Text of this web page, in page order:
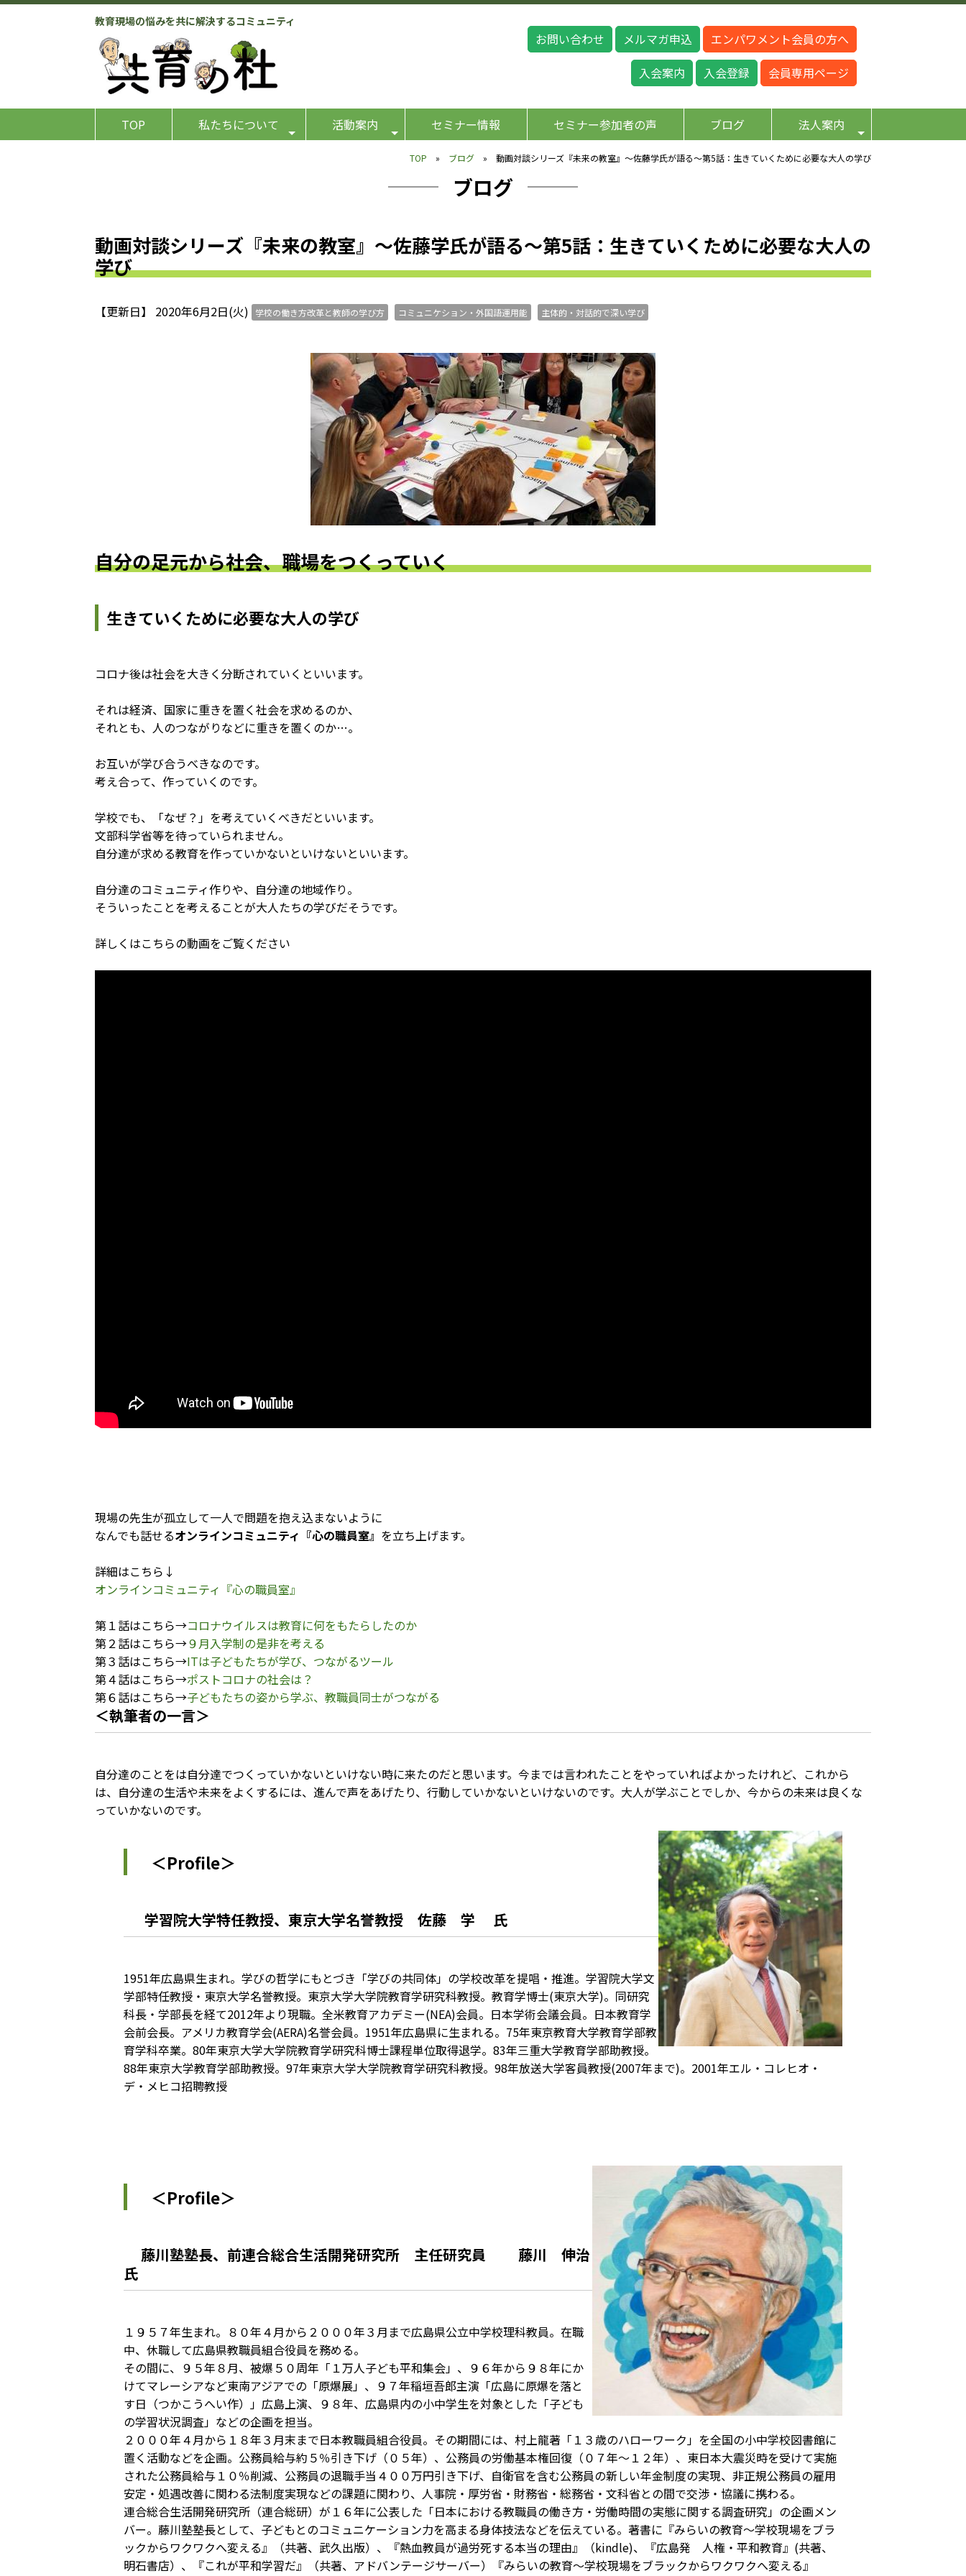
教育現場の悩みを共に解決するコミュニティ
お問い合わせ メルマガ申込
エンパワメント会員の方へ
入会案内
入会登録 会員専用ページ
TOP 私たちについて 活動案内 セミナー情報 セミナー参加者の声 ブログ 法人案内
TOP » ブログ » 動画対談シリーズ『未来の教室』～佐藤学氏が語る～第5話：生きていくために必要な大人の学び
ブログ
動画対談シリーズ『未来の教室』～佐藤学氏が語る～第5話：生きていくために必要な大人の
学び
【更新日】 2020年6月2日(火) 学校の働き方改革と教師の学び方 コミュニケション・外国語運用能 主体的・対話的で深い学び
自分の足元から社会、職場をつくっていく
生きていくために必要な大人の学び
コロナ後は社会を大きく分断されていくといいます。
それは経済、国家に重きを置く社会を求めるのか、
それとも、人のつながりなどに重きを置くのか…。
お互いが学び合うべきなのです。
考え合って、作っていくのです。
学校でも、「なぜ？」を考えていくべきだといいます。
文部科学省等を待っていられません。
自分達が求める教育を作っていかないといけないといいます。
自分達のコミュニティ作りや、自分達の地域作り。
そういったことを考えることが大人たちの学びだそうです。
詳しくはこちらの動画をご覧ください
現場の先生が孤立して一人で問題を抱え込まないように
なんでも話せるオンラインコミュニティ『心の職員室』 を立ち上げます。
詳細はこちら↓
オンラインコミュニティ『心の職員室』
第１話はこちら→コロナウイルスは教育に何をもたらしたのか
第２話はこちら→９月入学制の是非を考える
第３話はこちら→ITは子どもたちが学び、つながるツール
第４話はこちら→ポストコロナの社会は？
第６話はこちら→子どもたちの姿から学ぶ、教職員同士がつながる
＜執筆者の一言＞
自分達のことをは自分達でつくっていかないといけない時に来たのだと思います。今までは言われたことをやっていればよかったけれど、これから
は、自分達の生活や未来をよくするには、進んで声をあげたり、行動していかないといけないのです。大人が学ぶことでしか、今からの未来は良くな
っていかないのです。
＜Profile＞
学習院大学特任教授、東京大学名誉教授 佐藤 学 氏
1951年広島県生まれ。学びの哲学にもとづき「学びの共同体」の学校改革を提唱・推進。学習院大学文
学部特任教授・東京大学名誉教授。東京大学大学院教育学研究科教授。教育学博士(東京大学)。同研究
科長・学部長を経て2012年より現職。全米教育アカデミー(NEA)会員。日本学術会議会員。日本教育学
会前会長。アメリカ教育学会(AERA)名誉会員。1951年広島県に生まれる。75年東京教育大学教育学部教
育学科卒業。80年東京大学大学院教育学研究科博士課程単位取得退学。83年三重大学教育学部助教授。
88年東京大学教育学部助教授。97年東京大学大学院教育学研究科教授。98年放送大学客員教授(2007年まで)。2001年エル・コレヒオ・
デ・メヒコ招聘教授
＜Profile＞
藤川塾塾長、前連合総合生活開発研究所 主任研究員 藤川 伸治
氏
１９５７年生まれ。８０年４月から２０００年３月まで広島県公立中学校理科教員。在職
中、休職して広島県教職員組合役員を務める。
その間に、９５年８月、被爆５０周年「１万人子ども平和集会」、９６年から９８年にか
けてマレーシアなど東南アジアでの「原爆展」、９７年稲垣吾郎主演「広島に原爆を落と
す日（つかこうへい作）」広島上演、９８年、広島県内の小中学生を対象とした「子ども
の学習状況調査」などの企画を担当。
２０００年４月から１８年３月末まで日本教職員組合役員。その期間には、村上龍著「１３歳のハローワーク」を全国の小中学校図書館に
置く活動などを企画。公務員給与約５％引き下げ（０５年）、公務員の労働基本権回復（０７年～１２年）、東日本大震災時を受けて実施
された公務員給与１０％削減、公務員の退職手当４００万円引き下げ、自衛官を含む公務員の新しい年金制度の実現、非正規公務員の雇用
安定・処遇改善に関わる法制度実現などの課題に関わり、人事院・厚労省・財務省・総務省・文科省との間で交渉・協議に携わる。
連合総合生活開発研究所（連合総研）が１６年に公表した「日本における教職員の働き方・労働時間の実態に関する調査研究」の企画メン
バー。藤川塾塾長として、子どもとのコミュニケーション力を高まる身体技法などを伝えている。著書に『みらいの教育～学校現場をブラ
ックからワクワクへ変える』（共著、武久出版）、『熱血教員が過労死する本当の理由』（kindle)、『広島発 人権・平和教育』(共著、
明石書店）、『これが平和学習だ』（共著、アドバンテージサーバー）『みらいの教育～学校現場をブラックからワクワクへ変える』